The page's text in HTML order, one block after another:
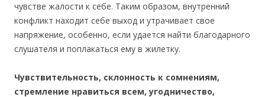
чувстве жалости к себе. Таким образом, внутренний
конфликт находит себе выход и утрачивает свое
напряжение, особенно, если удается найти благодарного
слушателя и поплакаться ему в жилетку.
Чувствительность, склонность к сомнениям,
стремление нравиться всем, угодничество,